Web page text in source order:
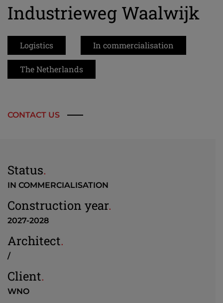
Industrieweg Waalwijk
Logistics In commercialisation
The Netherlands
CONTACT US
Status.
IN COMMERCIALISATION
Construction year.
2027-2028
Architect.
/
Client.
WNO